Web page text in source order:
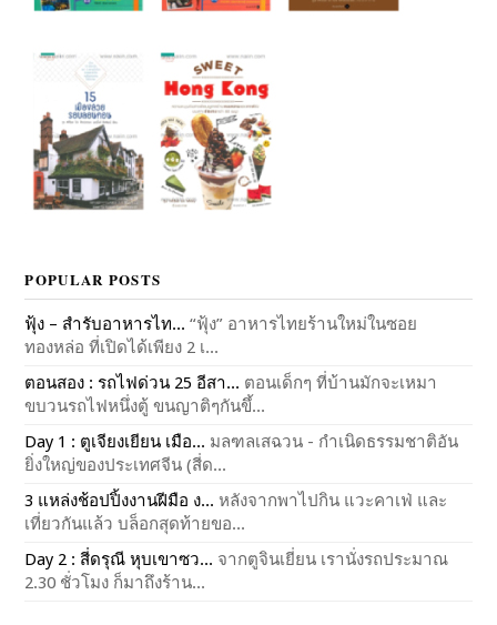
POPULAR POSTS
ฟุ้ง – สำรับอาหารไท... “ฟุ้ง” อาหารไทยร้านใหม่ในซอย
ทองหล่อ ที่เปิดได้เพียง 2 เ...
ตอนสอง : รถไฟด่วน 25 อีสา... ตอนเด็กๆ ที่บ้านมักจะเหมา
ขบวนรถไฟหนึ่งตู้ ขนญาติๆกันขึ้...
Day 1 : ตูเจียงเยียน เมือ... มลฑลเสฉวน - กำเนิดธรรมชาติอัน
ยิ่งใหญ่ของประเทศจีน (สี่ด...
3 แหล่งช้อปปิ้งงานฝีมือ ง... หลังจากพาไปกิน แวะคาเฟ่ และ
เที่ยวกันแล้ว บล็อกสุดท้ายขอ...
Day 2 : สี่ดรุณี หุบเขาซว... จากตูจินเยี่ยน เรานั่งรถประมาณ
2.30 ชั่วโมง ก็มาถึงร้าน...